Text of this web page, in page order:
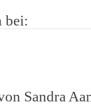
bei:
Sandra